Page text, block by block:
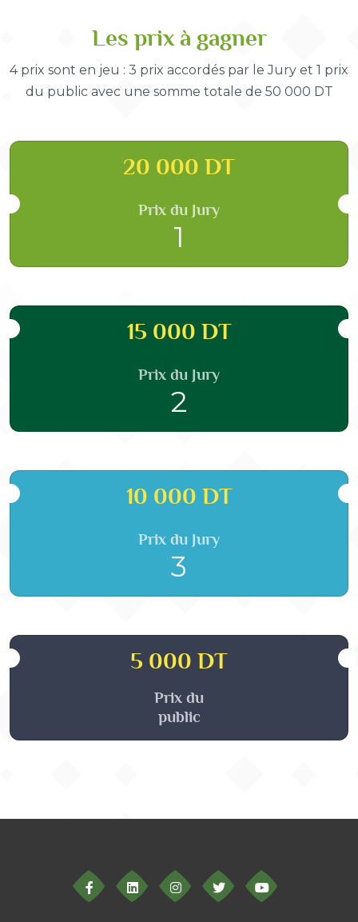
Les prix à gagner
4 prix sont en jeu : 3 prix accordés par le Jury et 1 prix
du public avec une somme totale de 50 000 DT
20 000 DT
Prix du Jury
1
15 000 DT
Prix du Jury
2
10 000 DT
Prix du Jury
3
5 000 DT
Prix du
public